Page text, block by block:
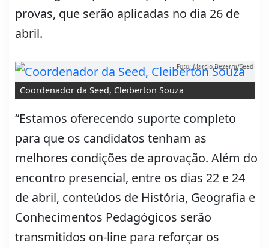
provas, que serão aplicadas no dia 26 de
abril.
Coordenador da Seed, Cleiberton Souza
Foto: Marcio Bezerra/Seed
“Estamos oferecendo suporte completo
para que os candidatos tenham as
melhores condições de aprovação. Além do
encontro presencial, entre os dias 22 e 24
de abril, conteúdos de História, Geografia e
Conhecimentos Pedagógicos serão
transmitidos on-line para reforçar os